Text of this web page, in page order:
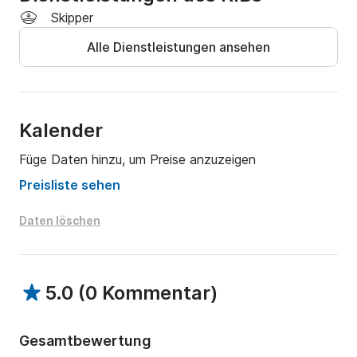
Warten Sie also nicht länger mit der Verwirklichung
Ihres Traums und kontaktieren Sie uns.
Hoffe dich zu sehen .
Skipper
Alle Dienstleistungen ansehen
Kalender
Füge Daten hinzu, um Preise anzuzeigen
Preisliste sehen
Daten löschen
5.0 (0 Kommentar)
Gesamtbewertung